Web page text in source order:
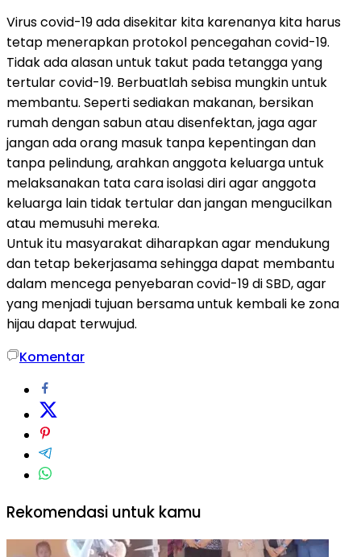
Virus covid-19 ada disekitar kita karenanya kita harus
tetap menerapkan protokol pencegahan covid-19.
Tidak ada alasan untuk takut pada tetangga yang
tertular covid-19. Berbuatlah sebisa mungkin untuk
membantu. Seperti sediakan makanan, bersikan
rumah dengan sabun atau disenfektan, jaga agar
jangan ada orang masuk tanpa kepentingan dan
tanpa pelindung, arahkan anggota keluarga untuk
melaksanakan tata cara isolasi diri agar anggota
keluarga lain tidak tertular dan jangan mengucilkan
atau memusuhi mereka.
Untuk itu masyarakat diharapkan agar mendukung
dan tetap bekerjasama sehingga dapat membantu
dalam mencega penyebaran covid-19 di SBD, agar
yang menjadi tujuan bersama untuk kembali ke zona
hijau dapat terwujud.
Komentar
Rekomendasi untuk kamu